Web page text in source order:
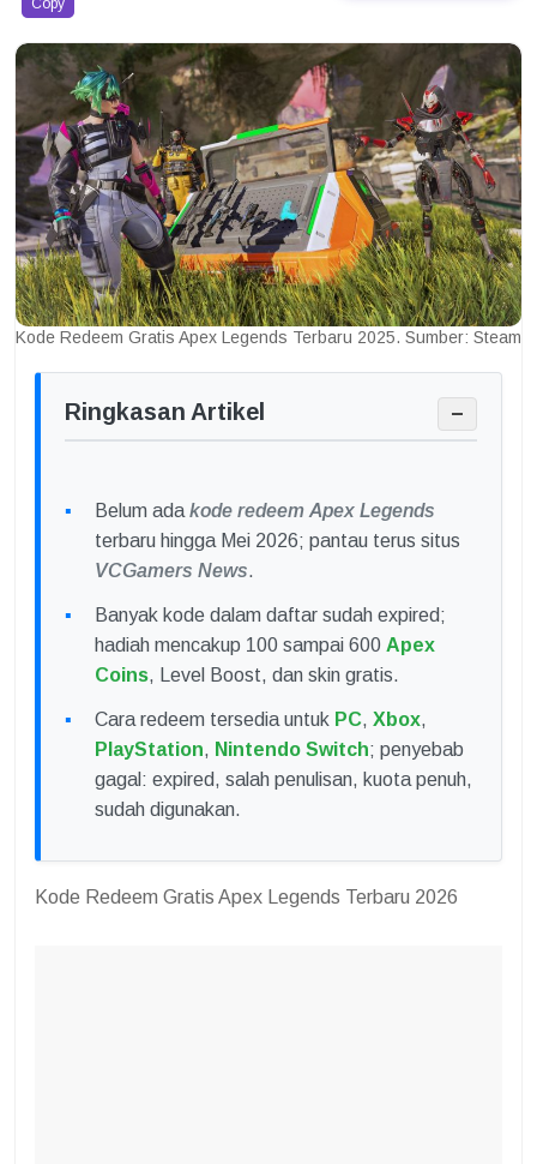
Copy
Kode Redeem Gratis Apex Legends Terbaru 2025. Sumber: Steam
Ringkasan Artikel −
Belum ada kode redeem Apex Legends
terbaru hingga Mei 2026; pantau terus situs
VCGamers News.
Banyak kode dalam daftar sudah expired;
hadiah mencakup 100 sampai 600 Apex
Coins, Level Boost, dan skin gratis.
Cara redeem tersedia untuk PC, Xbox,
PlayStation, Nintendo Switch; penyebab
gagal: expired, salah penulisan, kuota penuh,
sudah digunakan.
Kode Redeem Gratis Apex Legends Terbaru 2026